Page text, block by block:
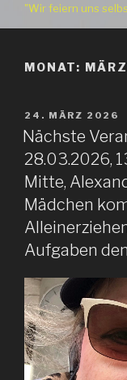
"Wir feiern uns
MONAT:
AM
24. MÄRZ 2026
Nächste
28.03.2026,
Mitte,
Mädchen
Aufgaben